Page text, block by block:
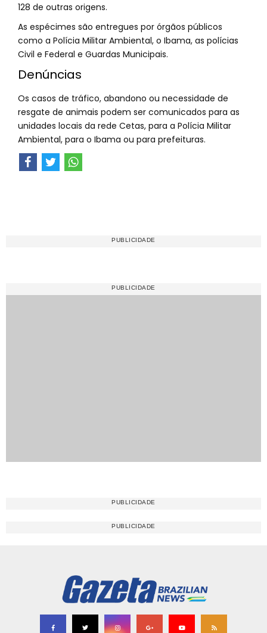
128 de outras origens.
As espécimes são entregues por órgãos públicos
como a Polícia Militar Ambiental, o Ibama, as polícias
Civil e Federal e Guardas Municipais.
Denúncias
Os casos de tráfico, abandono ou necessidade de
resgate de animais podem ser comunicados para as
unidades locais da rede Cetas, para a Polícia Militar
Ambiental, para o Ibama ou para prefeituras.